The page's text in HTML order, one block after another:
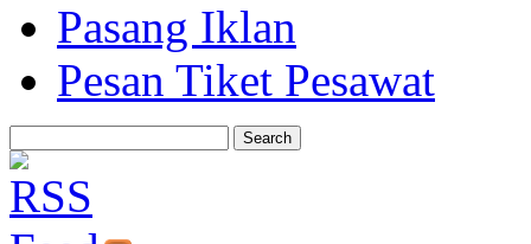
Pasang Iklan
Pesan Tiket Pesawat